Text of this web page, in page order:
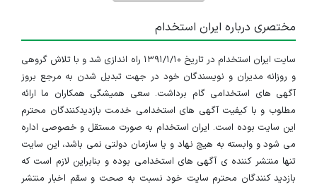
مختصری درباره ایران استخدام
سایت ایران استخدام در تاریخ ۱۳۹۱/۱/۱۰ راه اندازی شد و با تلاش گروهی
و روزانه مدیران و نویسندگان خود در جهت تبدیل شدن به مرجع بروز
آگهی های استخدامی گام برداشت. سعی همیشگی همکاران ما ارائه
مطلوب و با کیفیت آگهی های استخدامی خدمت بازدیدکنندگان محترم
این سایت بوده است. ایران استخدام به صورت مستقل و خصوصی اداره
می شود و وابسته به هیچ نهاد و یا سازمان دولتی نمی باشد، این سایت
تنها منتشر کننده ی آگهی های استخدامی بوده و بنابراین لازم است که
بازدید کنندگان محترم سایت خود نسبت به صحت و سقم اخبار منتشر